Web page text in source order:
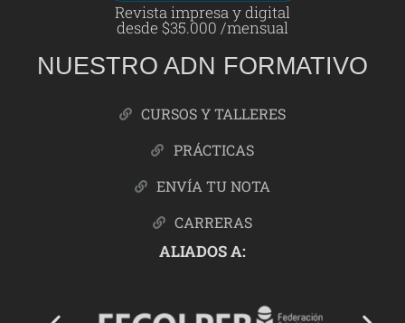
Revista impresa y digital
desde $35.000 /mensual
NUESTRO ADN FORMATIVO
CURSOS Y TALLERES
PRÁCTICAS
ENVÍA TU NOTA
CARRERAS
ALIADOS A: